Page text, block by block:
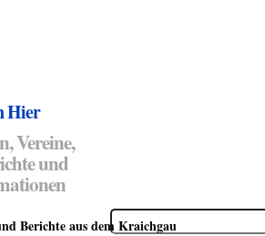
Hier
Vereine,
und
Suchen
nach:
Berichte aus dem Kraichgau